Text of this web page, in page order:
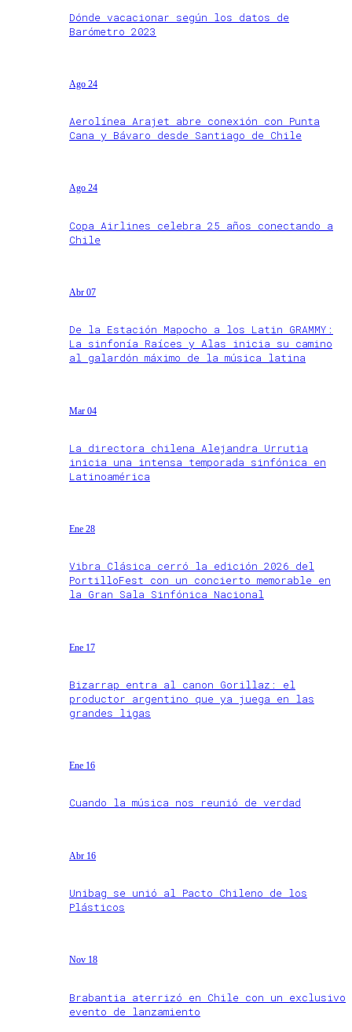
Dónde vacacionar según los datos de
Barómetro 2023
Ago 24
Aerolínea Arajet abre conexión con Punta
Cana y Bávaro desde Santiago de Chile
Ago 24
Copa Airlines celebra 25 años conectando a
Chile
Abr 07
De la Estación Mapocho a los Latin GRAMMY:
La sinfonía Raíces y Alas inicia su camino
al galardón máximo de la música latina
Mar 04
La directora chilena Alejandra Urrutia
inicia una intensa temporada sinfónica en
Latinoamérica
Ene 28
Vibra Clásica cerró la edición 2026 del
PortilloFest con un concierto memorable en
la Gran Sala Sinfónica Nacional
Ene 17
Bizarrap entra al canon Gorillaz: el
productor argentino que ya juega en las
grandes ligas
Ene 16
Cuando la música nos reunió de verdad
Abr 16
Unibag se unió al Pacto Chileno de los
Plásticos
Nov 18
Brabantia aterrizó en Chile con un exclusivo
evento de lanzamiento